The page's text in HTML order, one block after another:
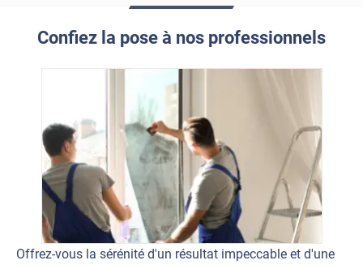
Confiez la pose à nos professionnels
Offrez-vous la sérénité d'un résultat impeccable et d'une